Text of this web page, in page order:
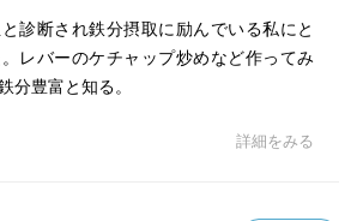
診断され鉄分摂取に励んでいる私にと
レバーのケチャップ炒めなど作ってみ
分豊富と知る。
詳細をみる